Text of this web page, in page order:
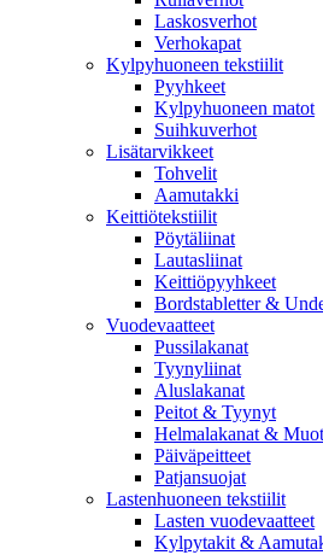
Laskosverhot
Verhokapat
Kylpyhuoneen tekstiilit
Pyyhkeet
Kylpyhuoneen matot
Suihkuverhot
Lisätarvikkeet
Tohvelit
Aamutakki
Keittiötekstiilit
Pöytäliinat
Lautasliinat
Keittiöpyyhkeet
Bordstabletter &
Vuodevaatteet
Pussilakanat
Tyynyliinat
Aluslakanat
Peitot & Tyynyt
Helmalakanat &
Päiväpeitteet
Patjansuojat
Lastenhuoneen tekstiilit
Lasten vuodevaatteet
Kylpytakit &